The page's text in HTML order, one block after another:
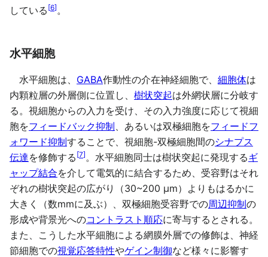
している [6] 。
水平細胞
水平細胞は、 GABA作動性の介在神経細胞で、 細胞体は
内顆粒層の外層側に位置し、 樹状突起は外網状層に分岐す
る。視細胞からの入力を受け、その入力強度に応じて視細
胞をフィードバック抑制 、あるいは双極細胞をフィードフ
ォワード抑制することで、視細胞-双極細胞間のシナプス
伝達を修飾する [7] 。水平細胞同士は樹状突起に発現するギ
ャップ結合を介して電気的に結合するため、受容野はそれ
ぞれの樹状突起の広がり（30~200 µm）よりもはるかに
大きく（数mmに及ぶ）、双極細胞受容野での周辺抑制の
形成や背景光へのコントラスト順応に寄与するとされる。
また、こうした水平細胞による網膜外層での修飾は、神経
節細胞での視覚応答特性やゲイン制御など様々に影響す